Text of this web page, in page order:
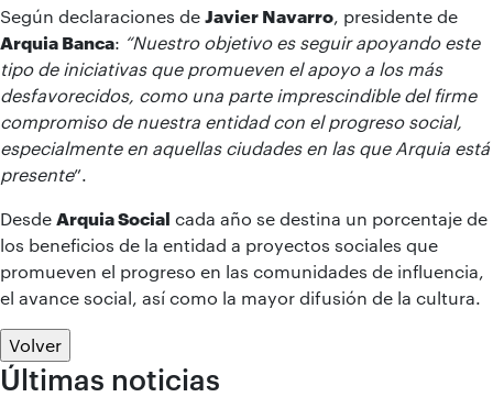
Según declaraciones de Javier Navarro , presidente de
Arquia Banca: “Nuestro objetivo es seguir apoyando este
tipo de iniciativas que promueven el apoyo a los más
desfavorecidos, como una parte imprescindible del firme
compromiso de nuestra entidad con el progreso social,
especialmente en aquellas ciudades en las que Arquia está
presente”.
Desde Arquia Social cada año se destina un porcentaje de
los beneficios de la entidad a proyectos sociales que
promueven el progreso en las comunidades de influencia,
el avance social, así como la mayor difusión de la cultura.
Volver
Últimas noticias